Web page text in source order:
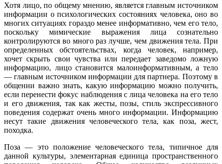
Хотя лицо, по общему мнению, является главным источником
информации о психологических состояниях человека, оно во
многих ситуациях гораздо менее информативно, чем его тело,
поскольку мимические выражения лица сознательно
контролируются во много раз лучше, чем движения тела. При
определенных обстоятельствах, когда человек, например,
хочет скрыть свои чувства или передает заведомо ложную
информацию, лицо становится малоинформативным, а тело
— главным источником информации для партнера. Поэтому в
общении важно знать, какую информацию можно получить,
если перенести фокус наблюдения с лица человека на его тело
и его движения, так как жесты, позы, стиль экспрессивного
поведения содержат очень много информации. Информацию
несут такие движения человеческого тела, как поза, жест,
походка.
Поза — это положение человеческого тела, типичное для
данной культуры, элементарная единица пространственного